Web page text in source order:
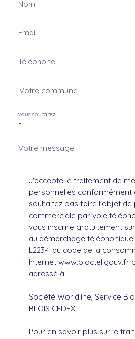
Nom
Email
Téléphone
Votre commune
-
Vous souhaitez
Votre message
J'accepte le traitement de
personnelles conformément
souhaitez pas faire l'objet
commerciale par voie
vous inscrire gratuitement
au démarchage
L223-1 du code de la
Internet www.bloctel.gouv.fr
adressé à :
Société Worldline, Service
BLOIS CEDEX.
Pour en savoir plus sur le